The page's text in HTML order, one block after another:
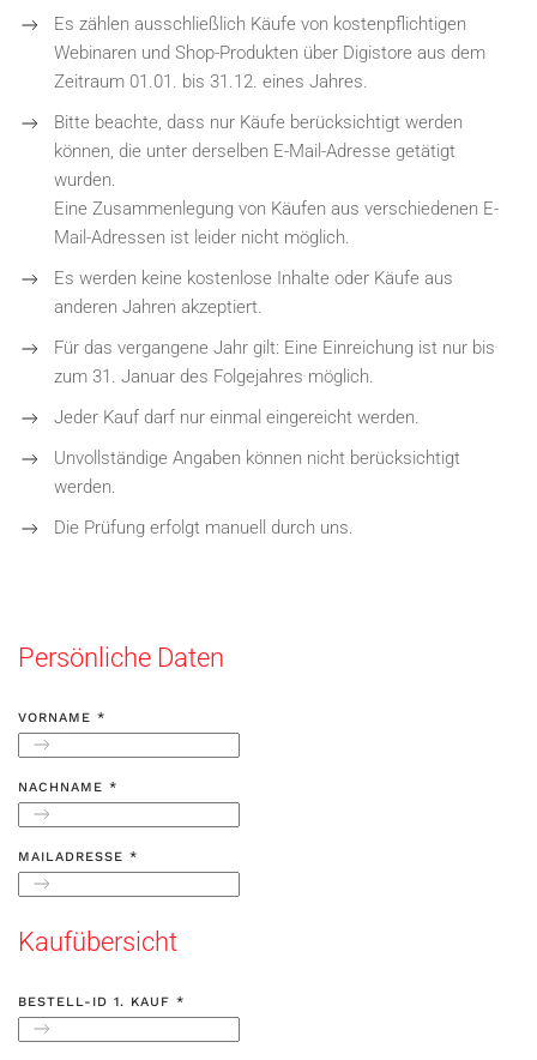
Es zählen ausschließlich Käufe von kostenpflichtigen
Webinaren und Shop-Produkten über Digistore aus dem
Zeitraum 01.01. bis 31.12. eines Jahres.
Bitte beachte, dass nur Käufe berücksichtigt werden
können, die unter derselben E-Mail-Adresse getätigt
wurden.
Eine Zusammenlegung von Käufen aus verschiedenen E-
Mail-Adressen ist leider nicht möglich.
Es werden keine kostenlose Inhalte oder Käufe aus
anderen Jahren akzeptiert.
Für das vergangene Jahr gilt: Eine Einreichung ist nur bis
zum 31. Januar des Folgejahres möglich.
Jeder Kauf darf nur einmal eingereicht werden.
Unvollständige Angaben können nicht berücksichtigt
werden.
Die Prüfung erfolgt manuell durch uns.
Persönliche Daten
VORNAME *
NACHNAME *
MAILADRESSE *
Kaufübersicht
BESTELL-ID 1. KAUF *